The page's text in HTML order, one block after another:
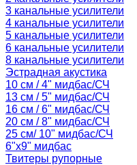
3 канальные усилители
4 канальные усилители
5 канальные усилители
6 канальные усилители
8 канальные усилители
Эстрадная акустика
10 см / 4" мидбас/СЧ
13 см / 5" мидбас/СЧ
16 см / 6" мидбас/СЧ
20 см / 8" мидбас/СЧ
25 см/ 10" мидбас/СЧ
6"x9" мидбас
Твитеры рупорные